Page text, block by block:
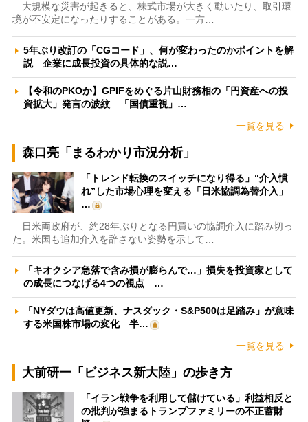
大規模な災害が起きると、株式市場が大きく動いたり、取引環
境が不安定になったりすることがある。一方…
5年ぶり改訂の「CGコード」、何が変わったのかポイントを解
説 企業に成長投資の具体的な説…
【令和のPKOか】GPIFをめぐる片山財務相の「円資産への投
資拡大」発言の波紋 「国債重視」…
一覧を見る
森口亮「まるわかり市況分析」
「トレンド転換のスイッチになり得る」“介入慣
れ”した市場心理を変える「日米協調為替介入」
…
日米両政府が、約28年ぶりとなる円買いの協調介入に踏み切っ
た。米国も追加介入を辞さない姿勢を示して…
「キオクシア急落で含み損が膨らんで…」損失を投資家として
の成長につなげる4つの視点 …
「NYダウは高値更新、ナスダック・S&P500は足踏み」が意味
する米国株市場の変化 半…
一覧を見る
大前研一「ビジネス新大陸」の歩き方
「イラン戦争を利用して儲けている」利益相反と
の批判が強まるトランプファミリーの不正蓄財